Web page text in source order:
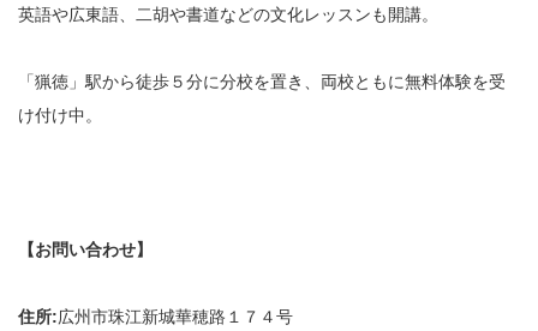
英語や広東語、二胡や書道などの文化レッスンも開講。
「猟徳」駅から徒歩５分に分校を置き、両校ともに無料体験を受
け付け中。
【お問い合わせ】
住所:広州市珠江新城華穂路１７４号